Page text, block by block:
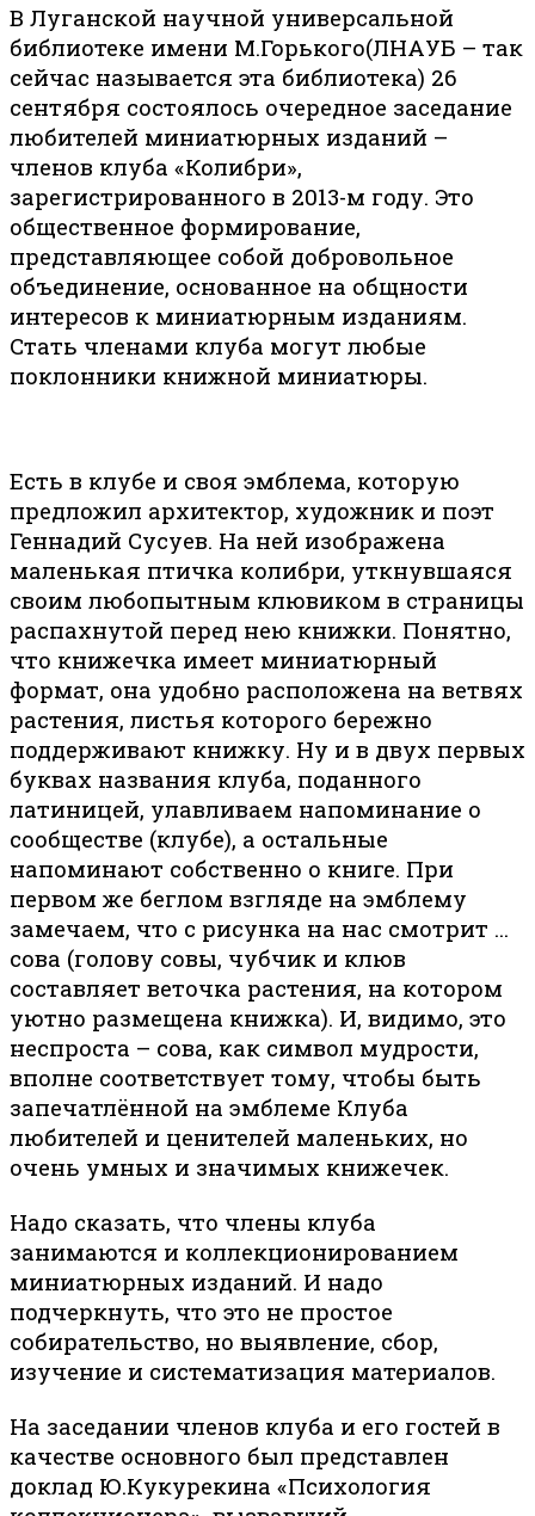
В Луганской научной универсальной
библиотеке имени М.Горького(ЛНАУБ – так
сейчас называется эта библиотека) 26
сентября состоялось очередное заседание
любителей миниатюрных изданий –
членов клуба «Колибри»,
зарегистрированного в 2013-м году. Это
общественное формирование,
представляющее собой добровольное
объединение, основанное на общности
интересов к миниатюрным изданиям.
Стать членами клуба могут любые
поклонники книжной миниатюры.
Есть в клубе и своя эмблема, которую
предложил архитектор, художник и поэт
Геннадий Сусуев. На ней изображена
маленькая птичка колибри, уткнувшаяся
своим любопытным клювиком в страницы
распахнутой перед нею книжки. Понятно,
что книжечка имеет миниатюрный
формат, она удобно расположена на ветвях
растения, листья которого бережно
поддерживают книжку. Ну и в двух первых
буквах названия клуба, поданного
латиницей, улавливаем напоминание о
сообществе (клубе), а остальные
напоминают собственно о книге. При
первом же беглом взгляде на эмблему
замечаем, что с рисунка на нас смотрит ...
сова (голову совы, чубчик и клюв
составляет веточка растения, на котором
уютно размещена книжка). И, видимо, это
неспроста – сова, как символ мудрости,
вполне соответствует тому, чтобы быть
запечатлённой на эмблеме Клуба
любителей и ценителей маленьких, но
очень умных и значимых книжечек.
Надо сказать, что члены клуба
занимаются и коллекционированием
миниатюрных изданий. И надо
подчеркнуть, что это не простое
собирательство, но выявление, сбор,
изучение и систематизация материалов.
На заседании членов клуба и его гостей в
качестве основного был представлен
доклад Ю.Кукурекина «Психология